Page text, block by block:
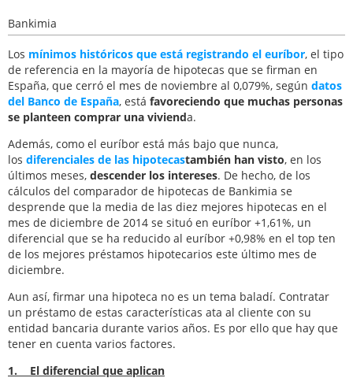
Bankimia
Los mínimos históricos que está registrando el euríbor, el tipo
de referencia en la mayoría de hipotecas que se firman en
España, que cerró el mes de noviembre al 0,079%, según datos
del Banco de España, está favoreciendo que muchas personas
se planteen comprar una vivienda.
Además, como el euríbor está más bajo que nunca,
los diferenciales de las hipotecastambién han visto, en los
últimos meses, descender los intereses. De hecho, de los
cálculos del comparador de hipotecas de Bankimia se
desprende que la media de las diez mejores hipotecas en el
mes de diciembre de 2014 se situó en euríbor +1,61%, un
diferencial que se ha reducido al euríbor +0,98% en el top ten
de los mejores préstamos hipotecarios este último mes de
diciembre.
Aun así, firmar una hipoteca no es un tema baladí. Contratar
un préstamo de estas características ata al cliente con su
entidad bancaria durante varios años. Es por ello que hay que
tener en cuenta varios factores.
1. El diferencial que aplican